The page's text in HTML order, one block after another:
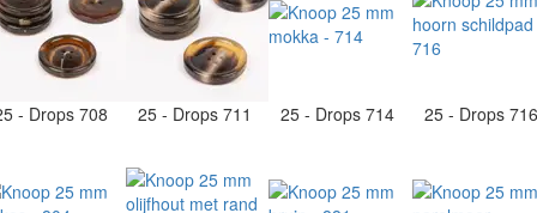
- Drops 708 25 - Drops 711 25 - Drops 714 25 - Drops